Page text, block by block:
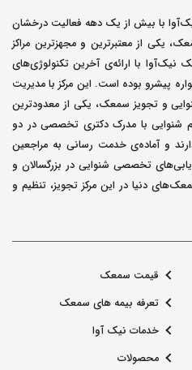
با بیش از یک دهه فعالیت درخشان
یکی از معتبرترین و مجهزترین مراکز
با ارائه‌ی آخرین تکنولوژی‌های
پیشرو بوده است. این مرکز با مدیریت
و تجویز سمعک، یکی از معدودترین
شنوایی با مدرک دکتری تخصصی در دو
و آماده‌ی خدمت رسانی به مراجعین
تخصصی شنوایی در بزرگسالان و
دنیا در این مرکز تجویز، تنظیم و
قیمت سمعک
تعرفه بیمه های سمعک
خدمات نیک آوا
محصولات